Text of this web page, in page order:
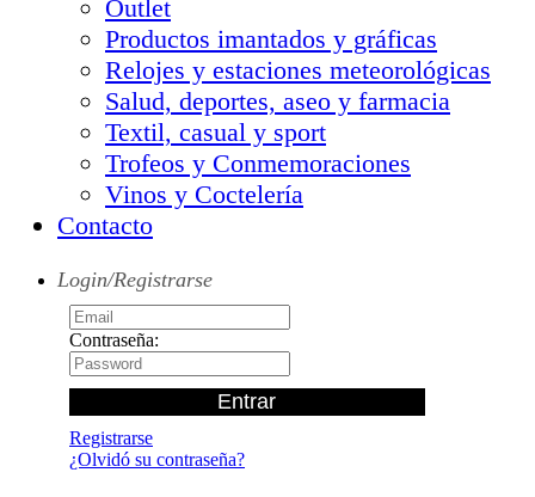
Outlet
Productos imantados y gráficas
Relojes y estaciones meteorológicas
Salud, deportes, aseo y farmacia
Textil, casual y sport
Trofeos y Conmemoraciones
Vinos y Coctelería
Contacto
Login/Registrarse
Contraseña:
Registrarse
¿Olvidó su contraseña?